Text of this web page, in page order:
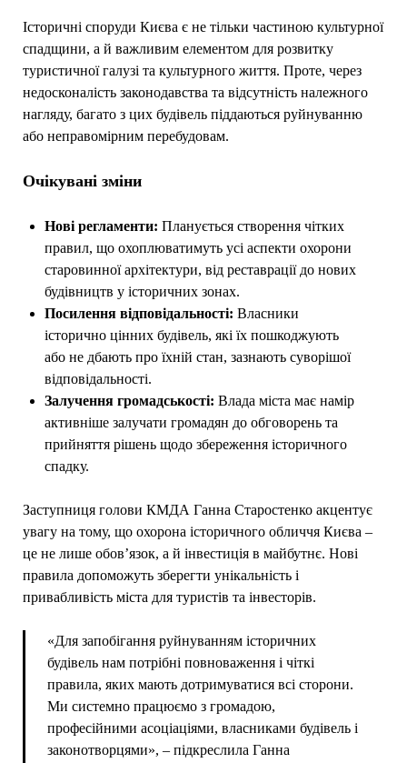
Історичні споруди Києва є не тільки частиною культурної
спадщини, а й важливим елементом для розвитку
туристичної галузі та культурного життя. Проте, через
недосконалість законодавства та відсутність належного
нагляду, багато з цих будівель піддаються руйнуванню
або неправомірним перебудовам.
Очікувані зміни
Нові регламенти: Планується створення чітких
правил, що охоплюватимуть усі аспекти охорони
старовинної архітектури, від реставрації до нових
будівництв у історичних зонах.
Посилення відповідальності: Власники
історично цінних будівель, які їх пошкоджують
або не дбають про їхній стан, зазнають суворішої
відповідальності.
Залучення громадськості: Влада міста має намір
активніше залучати громадян до обговорень та
прийняття рішень щодо збереження історичного
спадку.
Заступниця голови КМДА Ганна Старостенко акцентує
увагу на тому, що охорона історичного обличчя Києва –
це не лише обов’язок, а й інвестиція в майбутнє. Нові
правила допоможуть зберегти унікальність і
привабливість міста для туристів та інвесторів.
«Для запобігання руйнуванням історичних
будівель нам потрібні повноваження і чіткі
правила, яких мають дотримуватися всі сторони.
Ми системно працюємо з громадою,
професійними асоціаціями, власниками будівель і
законотворцями», – підкреслила Ганна